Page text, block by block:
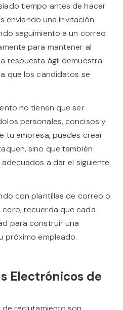
tiempo antes de hacer
enviando una invitación
seguimiento a un correo
para mantener al
respuesta ágil demuestra
que los candidatos se
no tienen que ser
personales, concisos y
tu empresa, puedes crear
sino que también
a dar el siguiente
con plantillas de correo o
recuerda que cada
para construir una
próximo empleado.
Electrónicos de